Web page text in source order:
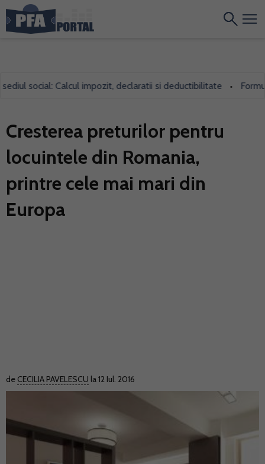
social: Calcul impozit, declaratii si deductibilitate •
Cresterea preturilor pentru
locuintele din Romania,
printre cele mai mari din
Europa
de CECILIA PAVELESCU la 12 Iul. 2016